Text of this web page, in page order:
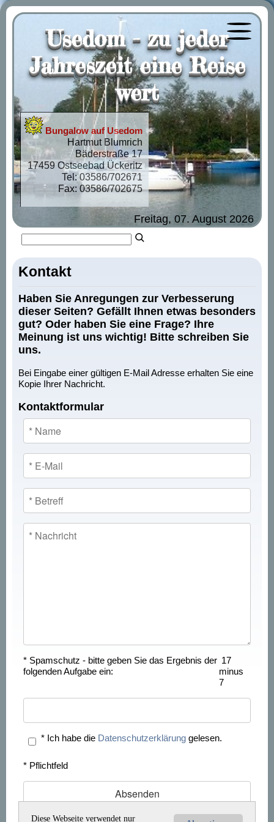
Usedom - zu jeder
Jahreszeit eine Reise
wert
Bungalow auf Usedom
Hartmut Blumrich
Bäderstraße 17
17459 Ostseebad Ückeritz
Tel: 03586/702671
Fax: 03586/702675
Freitag, 07. August 2026
Menü
Kontakt
Haben Sie Anregungen zur Verbesserung
dieser Seiten? Gefällt Ihnen etwas besonders
gut? Oder haben Sie eine Frage? Ihre
Meinung ist uns wichtig! Bitte schreiben Sie
uns.
Bei Eingabe einer gültigen E-Mail Adresse erhalten Sie eine
Kopie Ihrer Nachricht.
Kontaktformular
* Spamschutz - bitte geben Sie das Ergebnis der
folgenden Aufgabe ein:
17
minus
7
* Ich habe die Datenschutzerklärung gelesen.
* Pflichtfeld
Diese Webseite verwendet nur